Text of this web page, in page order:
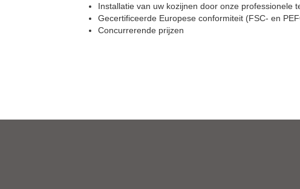
Installatie van uw kozijnen door onze professionele
Gecertificeerde Europese conformiteit (FSC- en
Concurrerende prijzen